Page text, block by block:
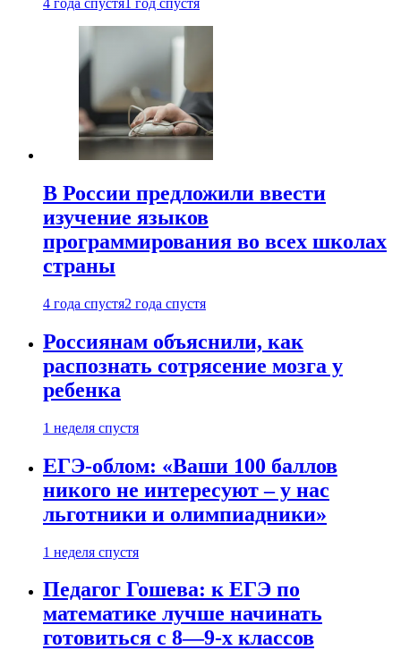
4 года спустя 1 год спустя
В России предложили ввести
изучение языков
программирования во всех школах
страны
4 года спустя2 года спустя
Россиянам объяснили, как
распознать сотрясение мозга у
ребенка
1 неделя спустя
ЕГЭ-облом: «Ваши 100 баллов
никого не интересуют – у нас
льготники и олимпиадники»
1 неделя спустя
Педагог Гошева: к ЕГЭ по
математике лучше начинать
готовиться с 8—9-х классов